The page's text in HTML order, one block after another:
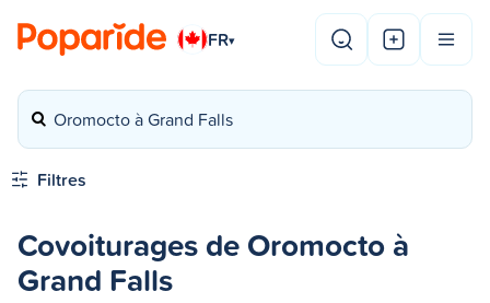
FR▾
Oromocto à Grand Falls
Filtres
Covoiturages de Oromocto à
Grand Falls